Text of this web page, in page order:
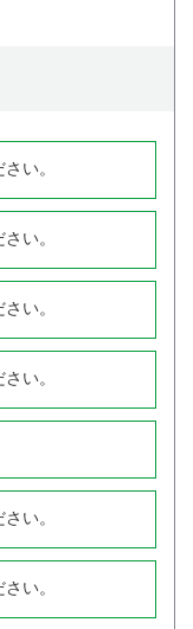
い。
い。
い。
い。
い。
い。